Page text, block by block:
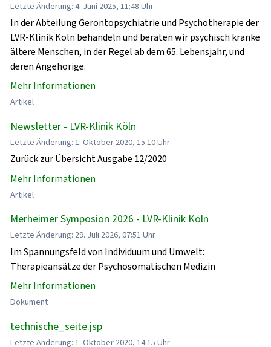
Letzte Änderung: 4. Juni 2025, 11:48 Uhr
In der Abteilung Gerontopsychiatrie und Psychotherapie der
LVR-Klinik Köln behandeln und beraten wir psychisch kranke
ältere Menschen, in der Regel ab dem 65. Lebensjahr, und
deren Angehörige.
Mehr Informationen
Artikel
Newsletter - LVR-Klinik Köln
Letzte Änderung: 1. Oktober 2020, 15:10 Uhr
Zurück zur Übersicht Ausgabe 12/2020
Mehr Informationen
Artikel
Merheimer Symposion 2026 - LVR-Klinik Köln
Letzte Änderung: 29. Juli 2026, 07:51 Uhr
Im Spannungsfeld von Individuum und Umwelt:
Therapieansätze der Psychosomatischen Medizin
Mehr Informationen
Dokument
technische_seite.jsp
Letzte Änderung: 1. Oktober 2020, 14:15 Uhr